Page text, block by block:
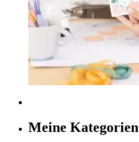
Meine Kategorien